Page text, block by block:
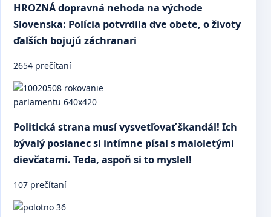
HROZNÁ dopravná nehoda na východe
Slovenska: Polícia potvrdila dve obete, o životy
ďalších bojujú záchranari
2654 prečítaní
Politická strana musí vysvetľovať škandál! Ich
bývalý poslanec si intímne písal s maloletými
dievčatami. Teda, aspoň si to myslel!
107 prečítaní